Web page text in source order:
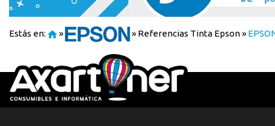
Estás en: » » Referencias Tinta Epson»